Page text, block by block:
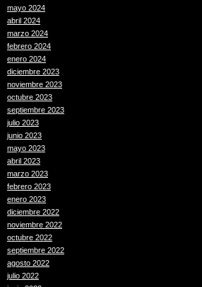
mayo 2024
abril 2024
marzo 2024
febrero 2024
enero 2024
diciembre 2023
noviembre 2023
octubre 2023
septiembre 2023
julio 2023
junio 2023
mayo 2023
abril 2023
marzo 2023
febrero 2023
enero 2023
diciembre 2022
noviembre 2022
octubre 2022
septiembre 2022
agosto 2022
julio 2022